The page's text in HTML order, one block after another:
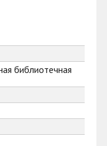
библиотечная